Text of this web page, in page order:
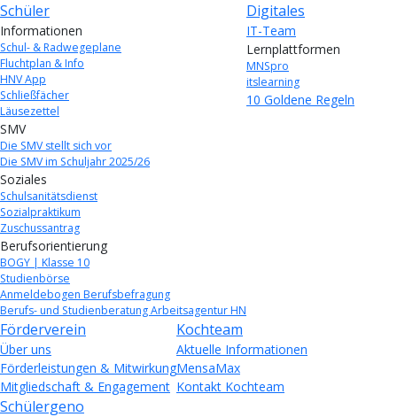
Schüler
Informationen
Schul- & Radwegeplane
Fluchtplan & Info
HNV App
Schließfächer
Läusezettel
SMV
Die SMV stellt sich vor
Die SMV im Schuljahr 2025/26
Soziales
Schulsanitätsdienst
Sozialpraktikum
Zuschussantrag
Berufsorientierung
BOGY | Klasse 10
Studienbörse
Anmeldebogen Berufsbefragung
Berufs- und Studienberatung Arbeitsagentur HN
Digitales
IT-Team
Lernplattformen
MNSpro
itslearning
10 Goldene Regeln
Förderverein
Über uns
Förderleistungen & Mitwirkung
Mitgliedschaft & Engagement
Kochteam
Aktuelle Informationen
MensaMax
Kontakt Kochteam
Schülergeno